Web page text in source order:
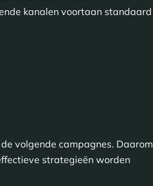
kanalen voortaan standaard
volgende campagnes. Daarom
strategieën worden